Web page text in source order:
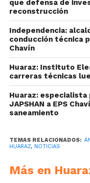
que defensa de
reconstrucción
Independencia:
conducción técnica
Chavín
Huaraz: Instituto
carreras técnicas
Huaraz:
JAPSHAN a EPS
saneamiento
TEMAS RELACIONADOS:
HUARAZ, NOTICIAS
Más en